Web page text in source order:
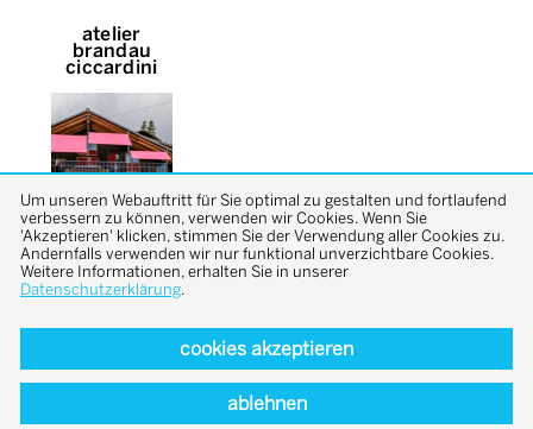
atelier
brandau
ciccardini
back to top
Um unseren Webauftritt für Sie optimal zu gestalten und fortlaufend
verbessern zu können, verwenden wir Cookies. Wenn Sie
'Akzeptieren' klicken, stimmen Sie der Verwendung aller Cookies zu.
Andernfalls verwenden wir nur funktional unverzichtbare Cookies.
Weitere Informationen, erhalten Sie in unserer
Datenschutzerklärung.
cookies akzeptieren
ablehnen